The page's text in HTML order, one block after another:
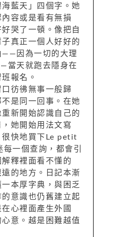
藍天」四個字。她
容或是看有無損
哭了一頓。像把自
真正一個人好好的
——因為一切的大理
當天就跑去隱身在
報名。
彷彿無事一般歸
是同一回事。在她
新開始認識自己的
她開始用法文寫
很快地買下Le petit
一個查詢，都會引
釋裡面看不懂的
的地方。日記本漸
本厚字典，與困乏
意識也仍舊建立起
心裡面產生外國
意。越是困難越值